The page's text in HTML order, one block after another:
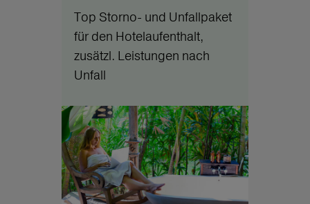
Top Storno- und Unfallpaket
für den Hotelaufenthalt,
zusätzl. Leistungen nach
Unfall